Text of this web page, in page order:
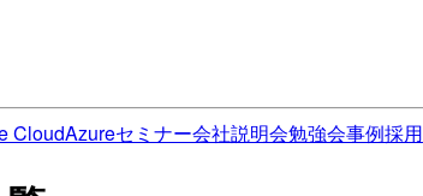
CloudAzureセミナー会社説明会勉強会事例採用